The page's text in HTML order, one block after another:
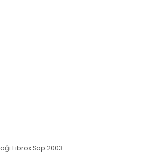
Fibrox Sap 2003